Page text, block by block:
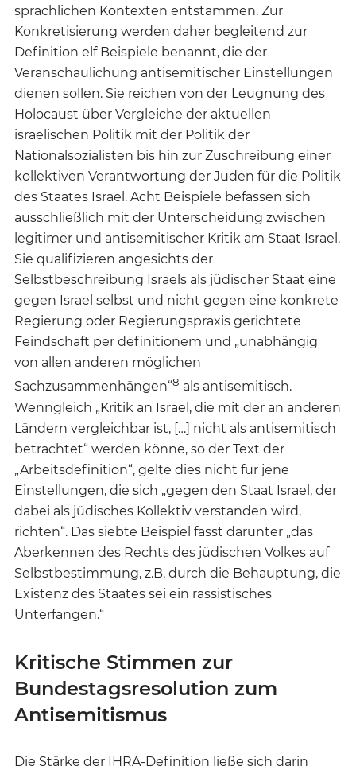
sprachlichen Kontexten entstammen. Zur
Konkretisierung werden daher begleitend zur
Definition elf Beispiele benannt, die der
Veranschaulichung antisemitischer Einstellungen
dienen sollen. Sie reichen von der Leugnung des
Holocaust über Vergleiche der aktuellen
israelischen Politik mit der Politik der
Nationalsozialisten bis hin zur Zuschreibung einer
kollektiven Verantwortung der Juden für die Politik
des Staates Israel. Acht Beispiele befassen sich
ausschließlich mit der Unterscheidung zwischen
legitimer und antisemitischer Kritik am Staat Israel.
Sie qualifizieren angesichts der
Selbstbeschreibung Israels als jüdischer Staat eine
gegen Israel selbst und nicht gegen eine konkrete
Regierung oder Regierungspraxis gerichtete
Feindschaft per definitionem und „unabhängig
von allen anderen möglichen
Sachzusammenhängen“8 als antisemitisch.
Wenngleich „Kritik an Israel, die mit der an anderen
Ländern vergleichbar ist, […] nicht als antisemitisch
betrachtet“ werden könne, so der Text der
„Arbeitsdefinition“, gelte dies nicht für jene
Einstellungen, die sich „gegen den Staat Israel, der
dabei als jüdisches Kollektiv verstanden wird,
richten“. Das siebte Beispiel fasst darunter „das
Aberkennen des Rechts des jüdischen Volkes auf
Selbstbestimmung, z.B. durch die Behauptung, die
Existenz des Staates sei ein rassistisches
Unterfangen.“
Kritische Stimmen zur
Bundestagsresolution zum
Antisemitismus
Die Stärke der IHRA-Definition ließe sich darin